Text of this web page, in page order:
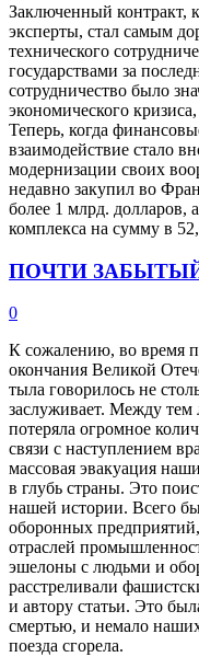
Заключенный контракт,
эксперты, стал самым
технического
государствами за
сотрудничество было
экономического
Теперь, когда
взаимодействие стало
модернизации своих
недавно закупил во
более 1 млрд.
комплекса на сумму в
ПОЧТИ
0
К сожалению, во время
окончания Великой
тыла говорилось не
заслуживает. Между
потеряла огромное
связи с наступлением
массовая эвакуация
в глубь страны. Это
нашей истории. Всего
оборонных
отраслей
эшелоны с людьми и
расстреливали
и автору статьи. Это
смертью, и немало
поезда сгорела.